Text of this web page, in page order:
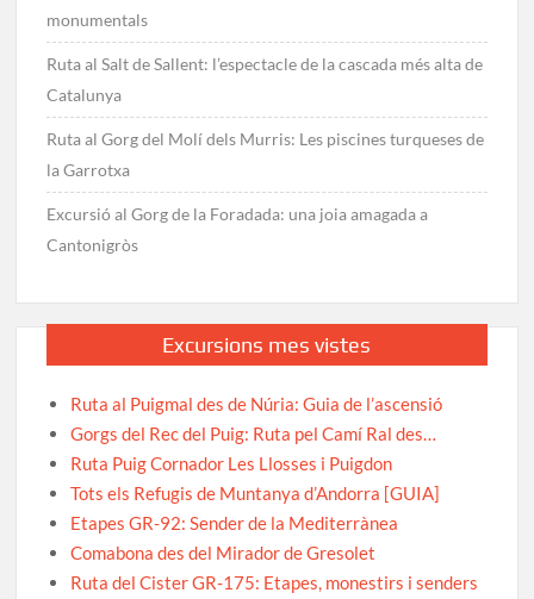
monumentals
Ruta al Salt de Sallent: l’espectacle de la cascada més alta de
Catalunya
Ruta al Gorg del Molí dels Murris: Les piscines turqueses de
la Garrotxa
Excursió al Gorg de la Foradada: una joia amagada a
Cantonigròs
Excursions mes vistes
Ruta al Puigmal des de Núria: Guia de l’ascensió
Gorgs del Rec del Puig: Ruta pel Camí Ral des…
Ruta Puig Cornador Les Llosses i Puigdon
Tots els Refugis de Muntanya d’Andorra [GUIA]
Etapes GR-92: Sender de la Mediterrànea
Comabona des del Mirador de Gresolet
Ruta del Cister GR-175: Etapes, monestirs i senders